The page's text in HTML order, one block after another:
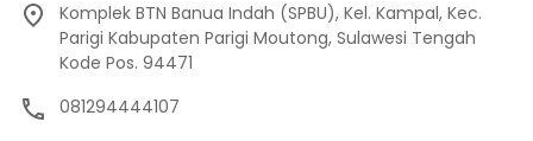
Komplek BTN Banua Indah (SPBU), Kel. Kampal, Kec.
Parigi Kabupaten Parigi Moutong, Sulawesi Tengah
Kode Pos. 94471
081294444107